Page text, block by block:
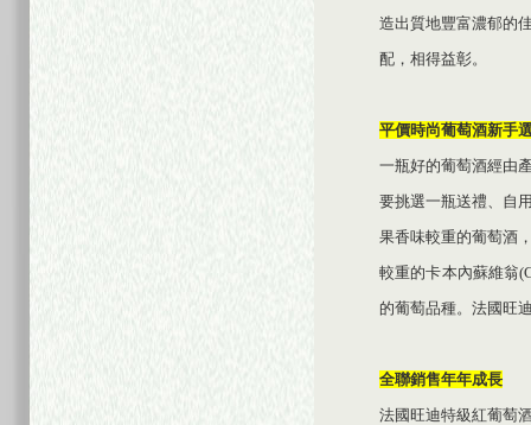
造出質地豐富濃郁的
配，相得益彰。
平價時尚葡萄酒新手
一瓶好的葡萄酒經由
要挑選一瓶送禮、自
果香味較重的葡萄酒
較重的卡本內蘇維翁
的葡萄品種。法國旺
全聯銷售年年成長
法國旺迪特級紅葡萄